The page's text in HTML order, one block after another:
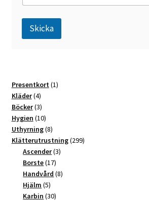
Skicka
e
r
n
a
t
i
v
e
Presentkort 11
Kläder 44
produkter
Böcker 33
produkter
Hygien 1010
produkter
Uthyrning 88
produkter
Klätterutrustning 299299
Ascender 33
Borste 1717
produkter
Handvård 88
Hjälm 55
produkter
Karbin 3030